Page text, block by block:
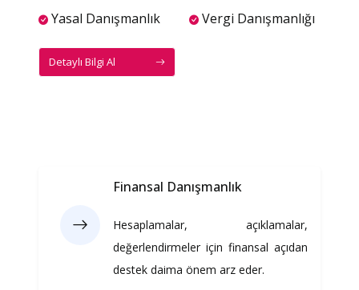
Yasal Danışmanlık
Vergi Danışmanlığı
Detaylı Bilgi Al
Finansal Danışmanlık
Hesaplamalar, açıklamalar,
değerlendirmeler için finansal açıdan
destek daima önem arz eder.